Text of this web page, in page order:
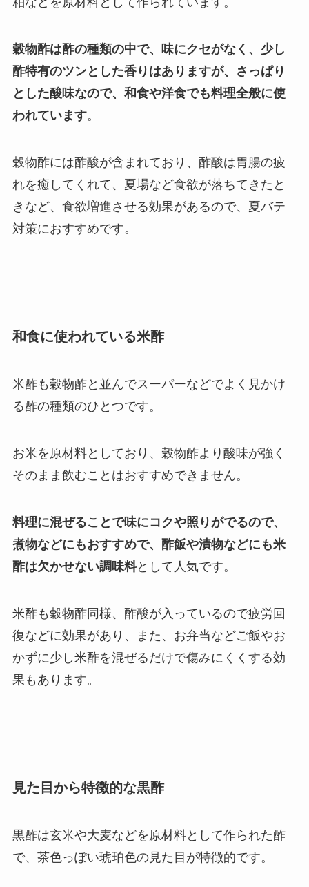
穀物酢は酢の種類の中で、味にクセがなく、少し
酢特有のツンとした香りはありますが、さっぱり
とした酸味なので、和食や洋食でも料理全般に使
われています。
穀物酢には酢酸が含まれており、酢酸は胃腸の疲
れを癒してくれて、夏場など食欲が落ちてきたと
きなど、食欲増進させる効果があるので、夏バテ
対策におすすめです。
和食に使われている米酢
米酢も穀物酢と並んでスーパーなどでよく見かけ
る酢の種類のひとつです。
お米を原材料としており、穀物酢より酸味が強く
そのまま飲むことはおすすめできません。
料理に混ぜることで味にコクや照りがでるので、
煮物などにもおすすめで、酢飯や漬物などにも米
酢は欠かせない調味料として人気です。
米酢も穀物酢同様、酢酸が入っているので疲労回
復などに効果があり、また、お弁当などご飯やお
かずに少し米酢を混ぜるだけで傷みにくくする効
果もあります。
見た目から特徴的な黒酢
黒酢は玄米や大麦などを原材料として作られた酢
で、茶色っぽい琥珀色の見た目が特徴的です。